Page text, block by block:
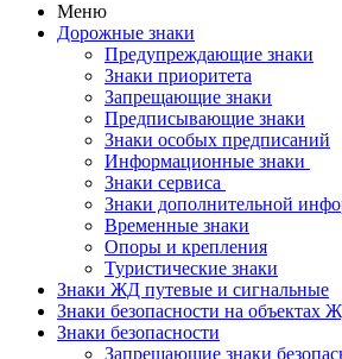
Меню
Дорожные знаки
Предупреждающие знаки
Знаки приоритета
Запрещающие знаки
Предписывающие знаки
Знаки особых предписаний
Информационные знаки
Знаки сервиса
Знаки дополнительной
Временные знаки
Опоры и крепления
Туристические знаки
Знаки ЖД путевые и сигнальные
Знаки безопасности на объектах
Знаки безопасности
Запрещающие знаки